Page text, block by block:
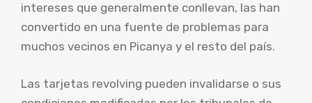
intereses que generalmente conllevan, las han
convertido en una fuente de problemas para
muchos vecinos en Picanya y el resto del país.
Las tarjetas revolving pueden invalidarse o sus